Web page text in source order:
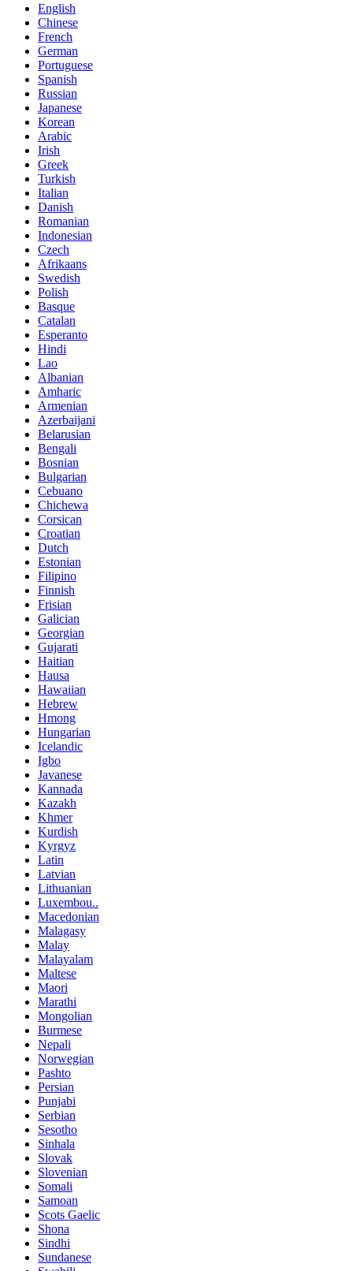
English
Chinese
French
German
Portuguese
Spanish
Russian
Japanese
Korean
Arabic
Irish
Greek
Turkish
Italian
Danish
Romanian
Indonesian
Czech
Afrikaans
Swedish
Polish
Basque
Catalan
Esperanto
Hindi
Lao
Albanian
Amharic
Armenian
Azerbaijani
Belarusian
Bengali
Bosnian
Bulgarian
Cebuano
Chichewa
Corsican
Croatian
Dutch
Estonian
Filipino
Finnish
Frisian
Galician
Georgian
Gujarati
Haitian
Hausa
Hawaiian
Hebrew
Hmong
Hungarian
Icelandic
Igbo
Javanese
Kannada
Kazakh
Khmer
Kurdish
Kyrgyz
Latin
Latvian
Lithuanian
Luxembou..
Macedonian
Malagasy
Malay
Malayalam
Maltese
Maori
Marathi
Mongolian
Burmese
Nepali
Norwegian
Pashto
Persian
Punjabi
Serbian
Sesotho
Sinhala
Slovak
Slovenian
Somali
Samoan
Scots Gaelic
Shona
Sindhi
Sundanese